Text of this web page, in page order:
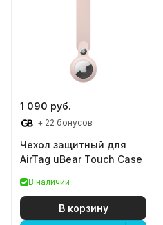
1 090 руб.
+ 22 бонусов
Чехол защитный для
AirTag uBear Touch Case
В наличии
В корзину